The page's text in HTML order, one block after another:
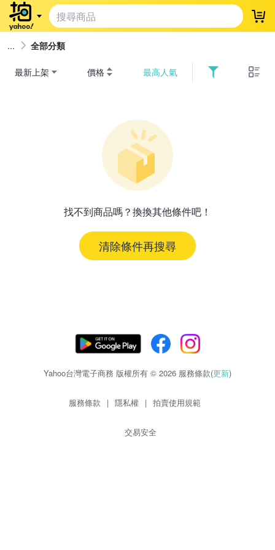
登
全部分類
最新上架 價格 最高人氣
找不到商品嗎？換換其他條件吧！
清除條件再搜尋
Yahoo台灣電子商務 版權所有 © 2026 服務條款(更新)
服務條款 | 隱私權 | 拍賣使用規範
交易安全